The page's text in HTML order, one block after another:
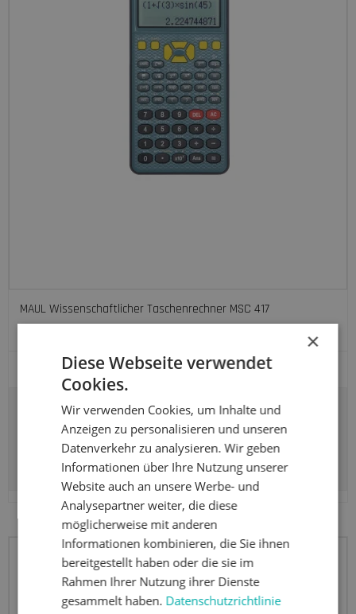
MAUL Wissenschaftlicher Taschenrechner MSC 417
31.78 EUR
Produkt anzeigen
×
Diese Webseite verwendet
Cookies.
Wir verwenden Cookies, um Inhalte und
Anzeigen zu personalisieren und unseren
Datenverkehr zu analysieren. Wir geben
Informationen über Ihre Nutzung unserer
Website auch an unsere Werbe- und
Analysepartner weiter, die diese
möglicherweise mit anderen
Informationen kombinieren, die Sie ihnen
bereitgestellt haben oder die sie im
Rahmen Ihrer Nutzung ihrer Dienste
gesammelt haben. Datenschutzrichtlinie